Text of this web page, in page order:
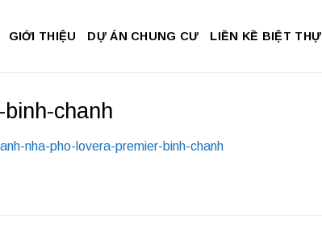
GIỚI THIỆU DỰ ÁN CHUNG CƯ LIỀN KỀ BIỆT THỰ
chanh
nha-pho-lovera-premier-binh-chanh